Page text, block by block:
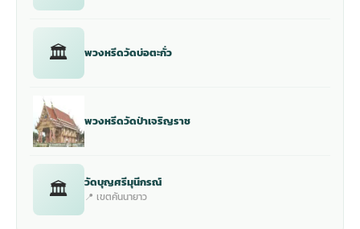
🏛 พวงหรีดวัดบ่อตะกั่ว
พวงหรีดวัดป่าเจริญราช
🏛 วัดบุญศรีมุนีกรณ์
📍 เขตคันนายาว